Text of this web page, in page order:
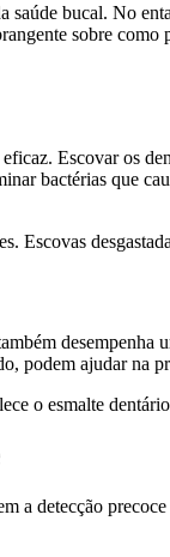
bucal. No
sobre
Escovar os
bactérias que
Escovas
podem ajudar na
o esmalte
a detecção